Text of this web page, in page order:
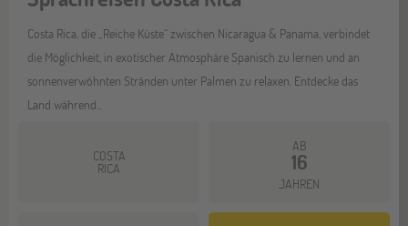
Costa Rica, die „Reiche Küste“ zwischen Nicaragua & Panama, verbindet
die Möglichkeit, in exotischer Atmosphäre Spanisch zu lernen und an
sonnenverwöhnten Stränden unter Palmen zu relaxen. Entdecke das
Land während...
COSTA
RICA
AB
16
JAHREN